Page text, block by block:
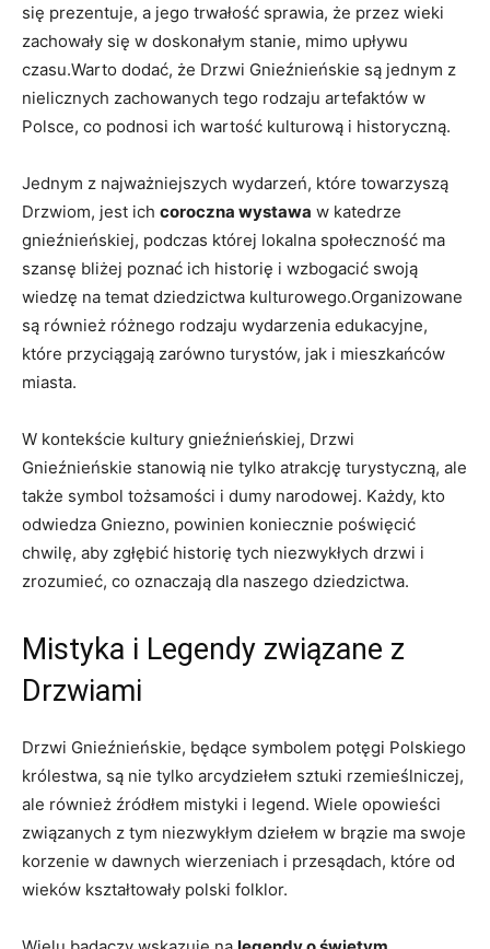
⁢się prezentuje, a jego trwałość sprawia, że przez wieki
zachowały się w doskonałym stanie, mimo upływu
czasu.Warto dodać, że Drzwi Gnieźnieńskie są jednym z
nielicznych zachowanych tego ⁢rodzaju artefaktów w
Polsce, co podnosi ich wartość ‍kulturową i historyczną.
Jednym z najważniejszych wydarzeń, które towarzyszą
Drzwiom, jest ich coroczna wystawa w katedrze
gnieźnieńskiej, podczas której​ lokalna ‍społeczność ma
‌szansę bliżej⁢ poznać ich ⁢historię i wzbogacić swoją
wiedzę na​ temat dziedzictwa‌ kulturowego.Organizowane
są również różnego rodzaju wydarzenia⁢ edukacyjne,
które przyciągają zarówno turystów, jak i mieszkańców⁤
miasta.
W kontekście kultury gnieźnieńskiej, Drzwi
Gnieźnieńskie stanowią nie tylko atrakcję turystyczną,‍ ale
także symbol tożsamości i dumy narodowej.​ Każdy, kto
odwiedza Gniezno, powinien ‍koniecznie poświęcić
chwilę, aby zgłębić historię tych niezwykłych⁤ drzwi i
zrozumieć, co oznaczają dla ⁣naszego dziedzictwa.
Mistyka i Legendy związane z
Drzwiami
Drzwi Gnieźnieńskie, będące symbolem potęgi Polskiego
królestwa, są nie tylko ​arcydziełem sztuki rzemieślniczej,
ale również źródłem mistyki i legend. Wiele opowieści
‌związanych z tym niezwykłym dziełem w brązie ma swoje
korzenie⁤ w dawnych wierzeniach ‌i przesądach, które od
wieków kształtowały ⁣polski folklor.